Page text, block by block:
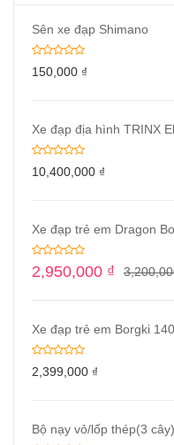
Sên xe đạp Shimano
150,000 ₫
Xe đạp địa hình TRINX
10,400,000 ₫
Xe đạp trẻ em Dragon
2,950,000 ₫
Xe đạp trẻ em Borgki
2,399,000 ₫
Bộ nạy vỏ/lốp thép(3 cây)